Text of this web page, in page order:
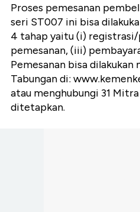
Proses pemesanan
seri ST007 ini bisa
4 tahap yaitu (i)
pemesanan, (iii)
Pemesanan bisa dilakukan
Tabungan di:
atau menghubungi 31
ditetapkan.